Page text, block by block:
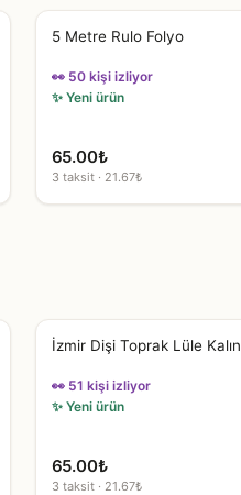
5 Metre Rulo Folyo
👀 50 kişi izliyor
✨ Yeni ürün
65.00₺
3 taksit · 21.67₺
İzmir Dişi Toprak Lüle Kalın
👀 51 kişi izliyor
✨ Yeni ürün
65.00₺
3 taksit · 21.67₺